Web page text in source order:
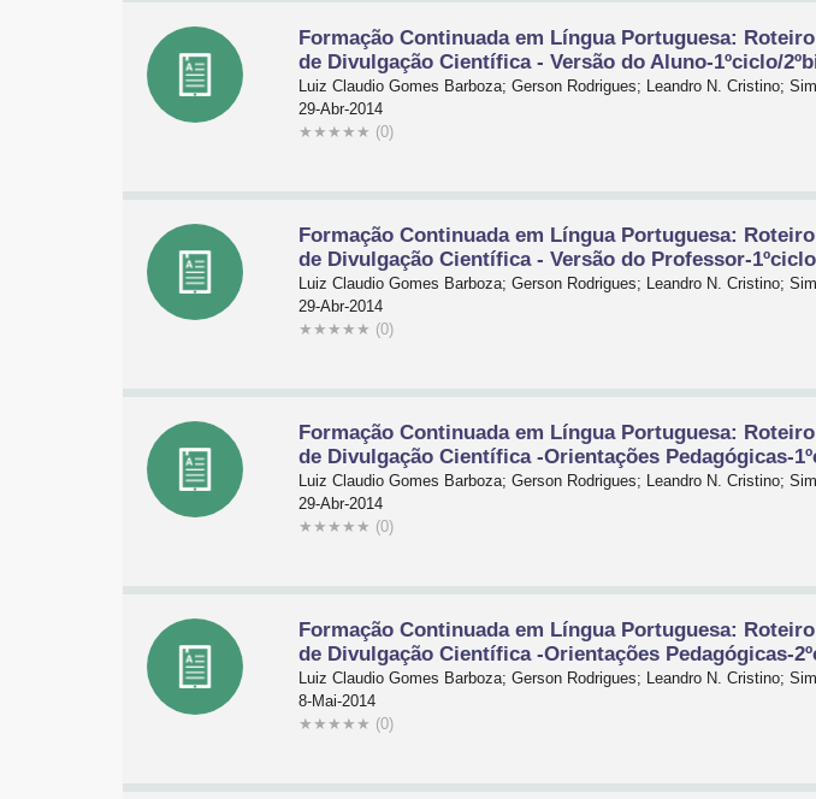
Formação Continuada em Língua Portuguesa:
de Divulgação Científica - Versão do Aluno-1ºciclo/
Luiz Claudio Gomes Barboza; Gerson Rodrigues; Leandro N. Cristino;
29-Abr-2014
★ ★ ★ ★ ★ (0)
Formação Continuada em Língua Portuguesa:
de Divulgação Científica - Versão do Professor-
Luiz Claudio Gomes Barboza; Gerson Rodrigues; Leandro N. Cristino;
29-Abr-2014
★ ★ ★ ★ ★ (0)
Formação Continuada em Língua Portuguesa:
de Divulgação Científica -Orientações Pedagógicas-
Luiz Claudio Gomes Barboza; Gerson Rodrigues; Leandro N. Cristino;
29-Abr-2014
★ ★ ★ ★ ★ (0)
Formação Continuada em Língua Portuguesa:
de Divulgação Científica -Orientações Pedagógicas-
Luiz Claudio Gomes Barboza; Gerson Rodrigues; Leandro N. Cristino;
8-Mai-2014
★ ★ ★ ★ ★ (0)